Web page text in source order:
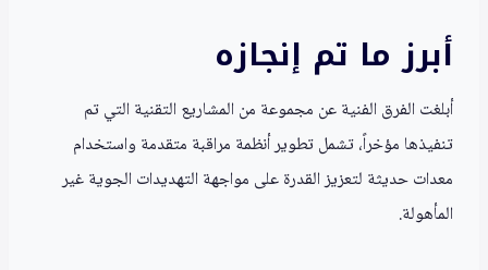
أبرز ما تم إنجازه
أبلغت الفرق الفنية عن مجموعة من المشاريع التقنية التي تم
تنفيذها مؤخراً، تشمل تطوير أنظمة مراقبة متقدمة واستخدام
معدات حديثة لتعزيز القدرة على مواجهة التهديدات الجوية غير
المأهولة.